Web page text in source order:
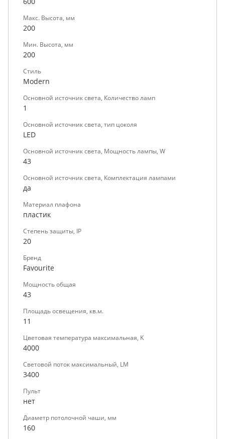
Макс. Высота, мм
200
Мин. Высота, мм
200
Стиль
Modern
Основной источник света, Количество ламп
1
Основной источник света, тип цоколя
LED
Основной источник света, Мощность лампы, W
43
Основной источник света, Комплектация лампами
да
Материал плафона
пластик
Степень защиты, IP
20
Бренд
Favourite
Мощность общая
43
Площадь освещения, кв.м.
11
Цветовая температура максимальная, K
4000
Световой поток максимальный, LM
3400
Пульт
нет
Диаметр потолочной чаши, мм
160